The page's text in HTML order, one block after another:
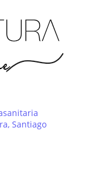
Santiago